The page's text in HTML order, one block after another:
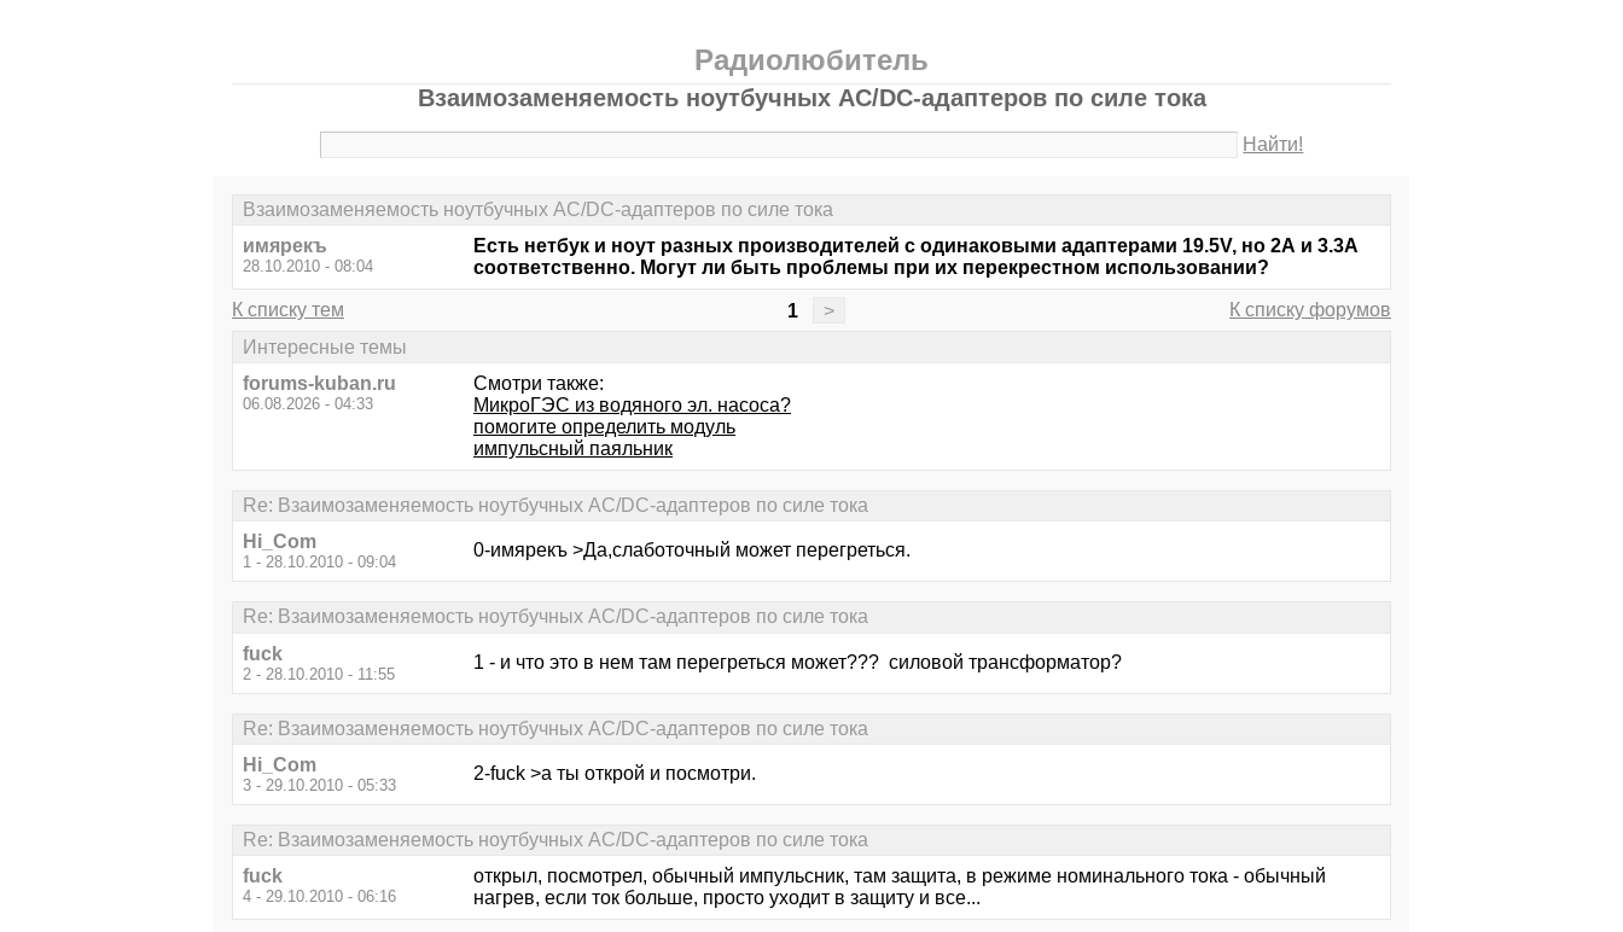
Радиолюбитель
Взаимозаменяемость ноутбучных AC/DC-адаптеров по силе тока
Найти!
Взаимозаменяемость ноутбучных AC/DC-адаптеров по силе тока
имярекъ
28.10.2010 - 08:04
Есть нетбук и ноут разных производителей с одинаковыми адаптерами 19.5V, но 2А и 3.3А
соответственно. Могут ли быть проблемы при их перекрестном использовании?
К списку тем 1 >
К списку форумов
Интересные темы
forums-kuban.ru
06.08.2026 - 04:33
Смотри также:
МикроГЭС из водяного эл. насоса?
помогите определить модуль
импульсный паяльник
Re: Взаимозаменяемость ноутбучных AC/DC-адаптеров по силе тока
Hi_Com
1 - 28.10.2010 - 09:04
0-имярекъ >Да,слаботочный может перегреться.
Re: Взаимозаменяемость ноутбучных AC/DC-адаптеров по силе тока
fuck
2 - 28.10.2010 - 11:55
1 - и что это в нем там перегреться может??? силовой трансформатор?
Re: Взаимозаменяемость ноутбучных AC/DC-адаптеров по силе тока
Hi_Com
3 - 29.10.2010 - 05:33
2-fuck >а ты открой и посмотри.
Re: Взаимозаменяемость ноутбучных AC/DC-адаптеров по силе тока
fuck
4 - 29.10.2010 - 06:16
открыл, посмотрел, обычный импульсник, там защита, в режиме номинального тока - обычный
нагрев, если ток больше, просто уходит в защиту и все...